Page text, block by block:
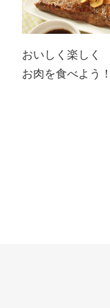
おいしく楽しく
お肉を食べよう！